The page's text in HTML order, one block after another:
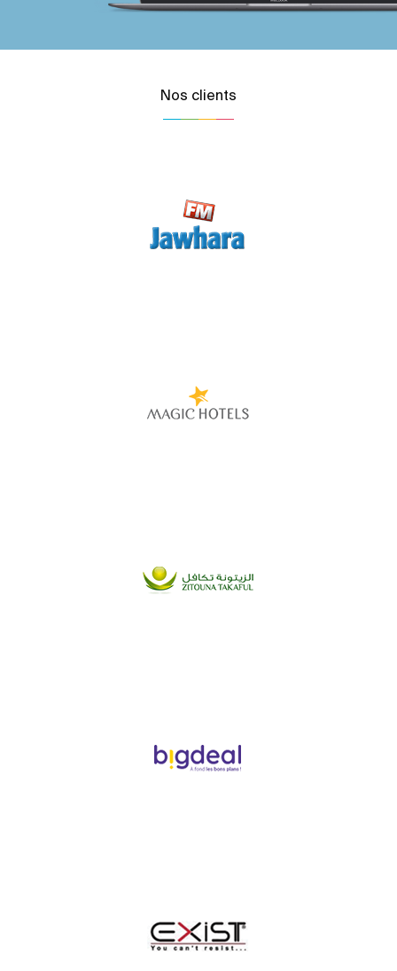
Nos clients